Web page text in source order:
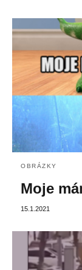
OBRÁZKY
Moje
15.1.2021